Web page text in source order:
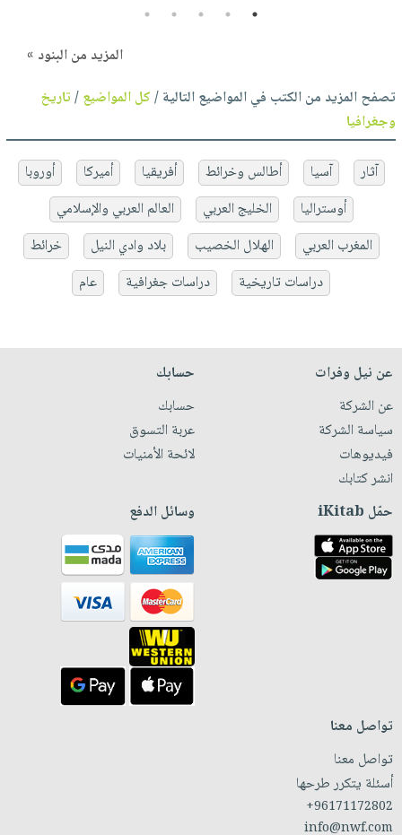
1
2
3
4
5
المزيد من البنود »
تصفح المزيد من الكتب في المواضيع التالية /كل المواضيع/تاريخ
وجغرافيا
آثار آسيا أطالس وخرائط أفريقيا أميركا
أوروبا
أوستراليا
الخليج العربي
العالم العربي والإسلامي
المغرب العربي
الهلال الخصيب بلاد وادي النيل
خرائط
دراسات تاريخية
دراسات جغرافية عام
عن نيل وفرات
عن الشركة
سياسة الشركة
فيديوهات
انشر كتابك
حسابك
حسابك
عربة التسوق
لائحة الأمنيات
حمّل iKitab وسائل الدفع
تواصل معنا
تواصل معنا
أسئلة يتكرر طرحها
+96171172802
info@nwf.com